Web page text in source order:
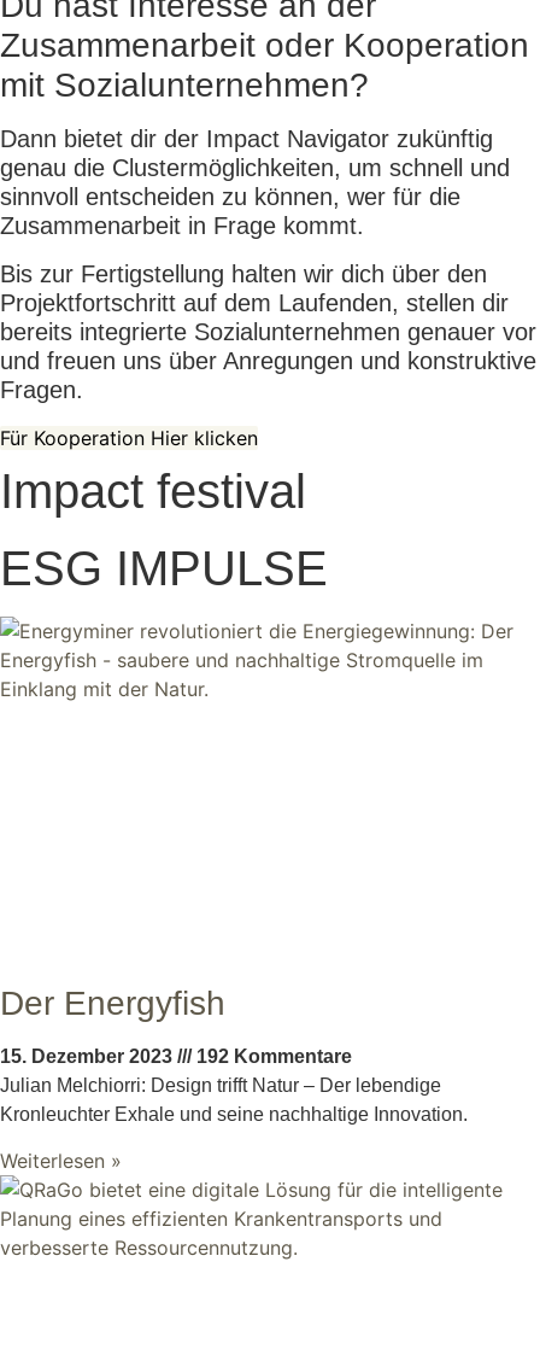
Zusammenarbeit oder Kooperation
mit Sozialunternehmen?
Dann bietet dir der Impact Navigator zukünftig
genau die Clustermöglichkeiten, um schnell und
sinnvoll entscheiden zu können, wer für die
Zusammenarbeit in Frage kommt.
Bis zur Fertigstellung halten wir dich über den
Projektfortschritt auf dem Laufenden, stellen dir
bereits integrierte Sozialunternehmen genauer vor
und freuen uns über Anregungen und konstruktive
Fragen.
Für Kooperation Hier klicken
Impact festival
ESG IMPULSE
Der Energyfish
15. Dezember 2023
192 Kommentare
Julian Melchiorri: Design trifft Natur – Der lebendige
Kronleuchter Exhale und seine nachhaltige Innovation.
Weiterlesen »